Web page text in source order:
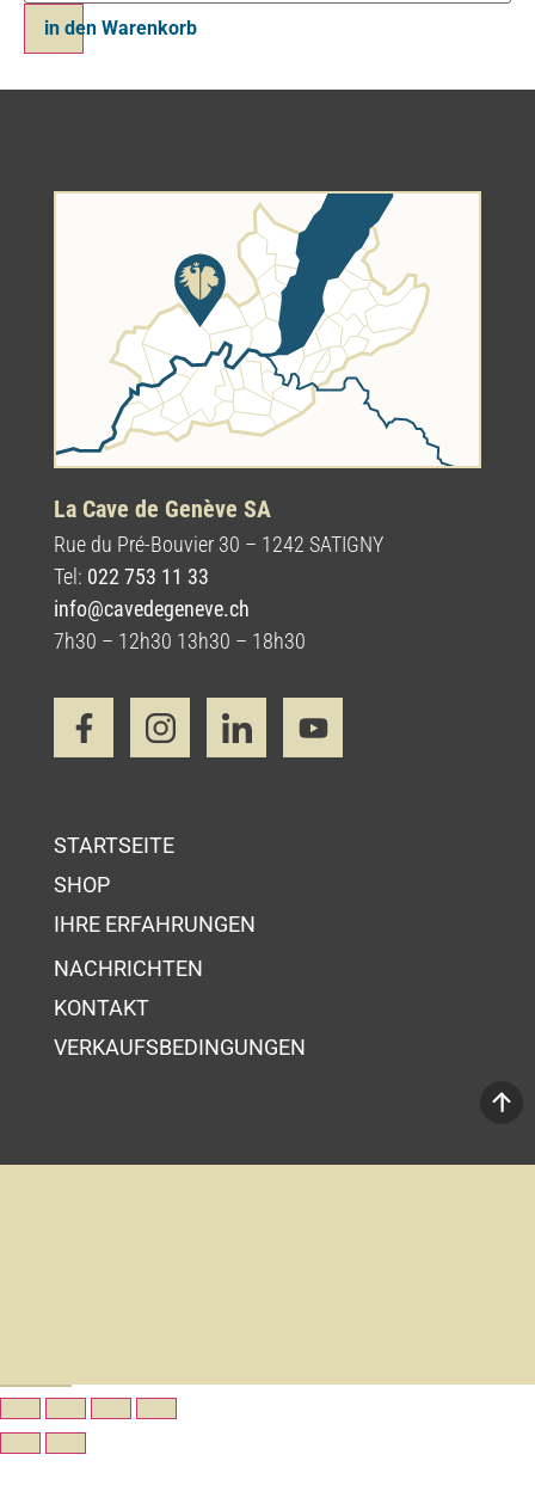
in den Warenkorb
La Cave de Genève SA
Rue du Pré-Bouvier 30 – 1242 SATIGNY
Tel: 022 753 11 33
info@cavedegeneve.ch
7h30 – 12h30 13h30 – 18h30
STARTSEITE
SHOP
IHRE ERFAHRUNGEN
NACHRICHTEN
KONTAKT
VERKAUFSBEDINGUNGEN